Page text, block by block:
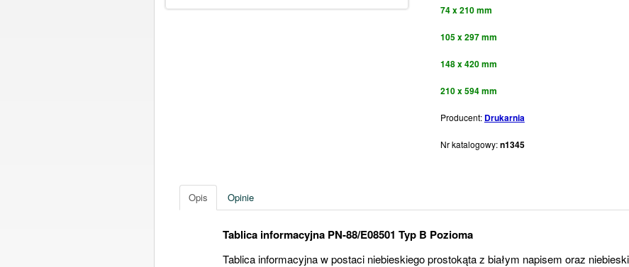
74 x 210 mm
105 x 297 mm
148 x 420 mm
210 x 594 mm
Producent: Drukarnia
Nr katalogowy:n1345
Opis Opinie
Tablica informacyjna PN-88/E08501 Typ B Pozioma
Tablica informacyjna w postaci niebieskiego prostokąta z białym napisem oraz